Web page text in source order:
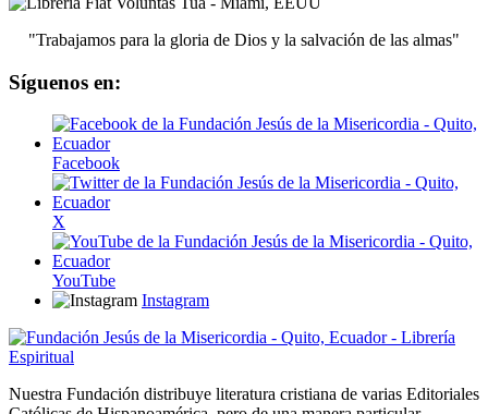
"Trabajamos para la gloria de Dios y la salvación de las almas"
Síguenos en:
Facebook
X
YouTube
Instagram
Nuestra Fundación distribuye literatura cristiana de varias Editoriales